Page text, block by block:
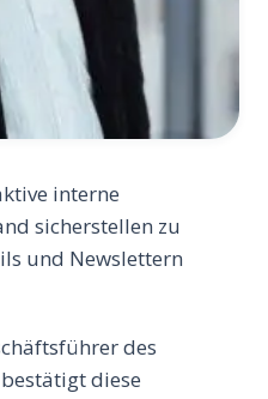
interne
sicherstellen zu
und Newslettern
des
diese